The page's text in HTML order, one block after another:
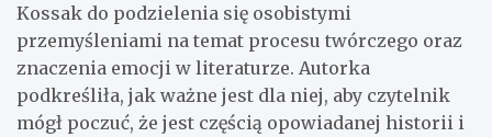
Kossak do podzielenia się osobistymi
przemyśleniami na temat procesu twórczego oraz
znaczenia emocji w literaturze. Autorka
podkreśliła, jak ważne jest dla niej, aby czytelnik
mógł poczuć, że jest częścią opowiadanej historii i